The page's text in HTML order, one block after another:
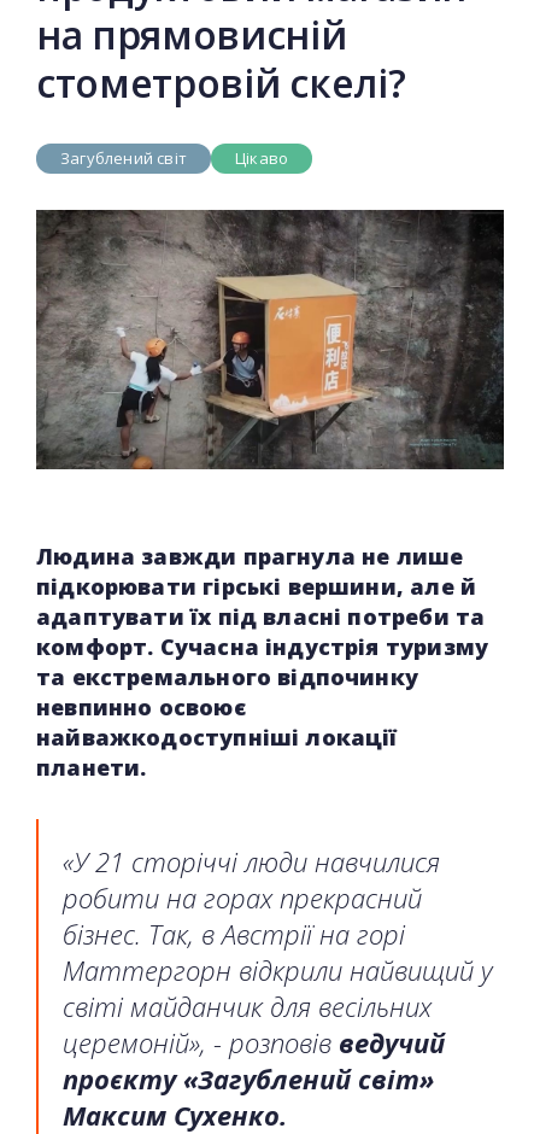
на прямовисній
стометровій скелі?
Загублений світ Цікаво
Людина завжди прагнула не лише
підкорювати гірські вершини, але й
адаптувати їх під власні потреби та
комфорт. Сучасна індустрія туризму
та екстремального відпочинку
невпинно освоює
найважкодоступніші локації
планети.
«У 21 сторіччі люди навчилися
робити на горах прекрасний
бізнес. Так, в Австрії на горі
Маттергорн відкрили найвищий у
світі майданчик для весільних
церемоній», - розповів ведучий
проєкту «Загублений світ»
Максим Сухенко.